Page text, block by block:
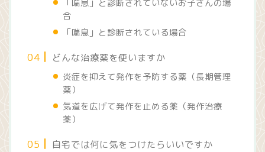
「喘息」と診断されていないお子さんの場
合
「喘息」と診断されている場合
どんな治療薬を使いますか
炎症を抑えて発作を予防する薬（長期管理
薬）
気道を広げて発作を止める薬（発作治療
薬）
自宅では何に気をつけたらいいですか